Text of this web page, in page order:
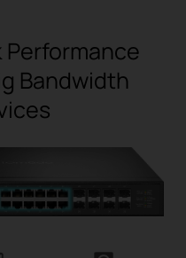
Performance
Bandwidth